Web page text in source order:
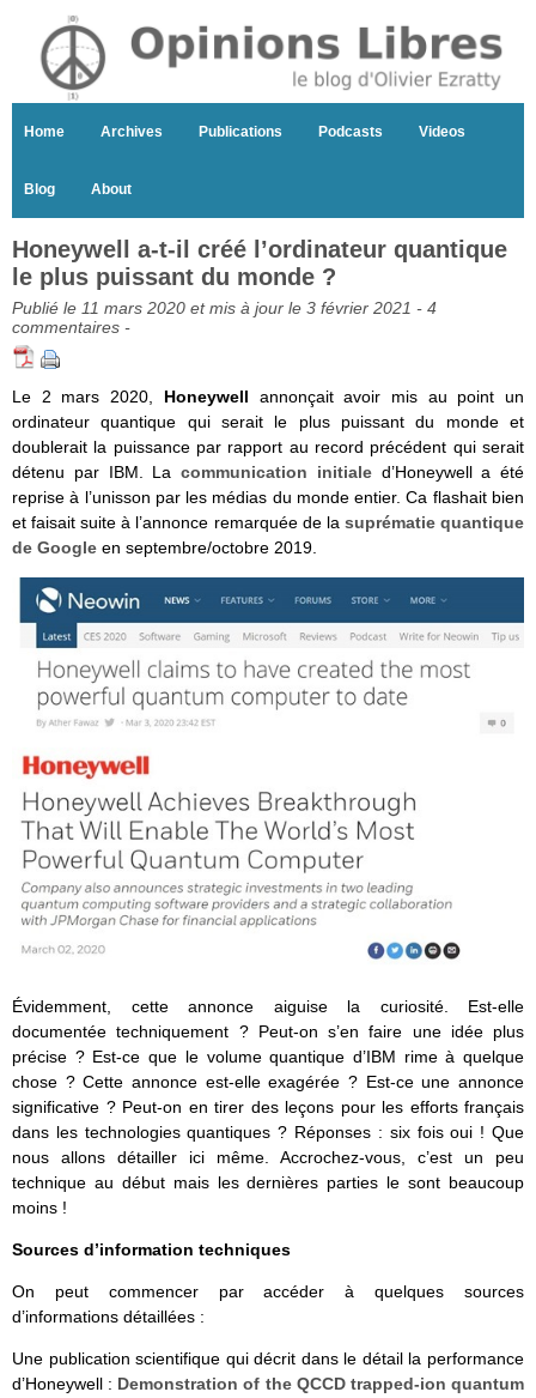
Home Archives Publications Podcasts Videos
Blog About
Honeywell a-t-il créé l’ordinateur quantique
le plus puissant du monde ?
Publié le 11 mars 2020 et mis à jour le 3 février 2021 - 4
commentaires -
Le 2 mars 2020, Honeywell annonçait avoir mis au point un
ordinateur quantique qui serait le plus puissant du monde et
doublerait la puissance par rapport au record précédent qui serait
détenu par IBM. La communication initialed’Honeywell a été
reprise à l’unisson par les médias du monde entier. Ca flashait bien
et faisait suite à l’annonce remarquée de la suprématie quantique
de Google en septembre/octobre 2019.
Évidemment, cette annonce aiguise la curiosité. Est-elle
documentée techniquement ? Peut-on s’en faire une idée plus
précise ? Est-ce que le volume quantique d’IBM rime à quelque
chose ? Cette annonce est-elle exagérée ? Est-ce une annonce
significative ? Peut-on en tirer des leçons pour les efforts français
dans les technologies quantiques ? Réponses : six fois oui ! Que
nous allons détailler ici même. Accrochez-vous, c’est un peu
technique au début mais les dernières parties le sont beaucoup
moins !
Sources d’information techniques
On peut commencer par accéder à quelques sources
d’informations détaillées :
Une publication scientifique qui décrit dans le détail la performance
d’Honeywell : Demonstration of the QCCD trapped-ion quantum